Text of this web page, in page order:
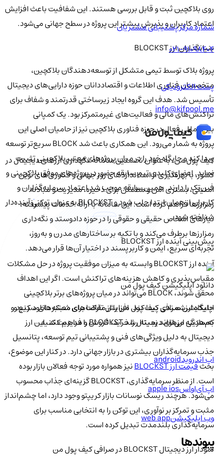
روی بلاکچین ثبت و قابل بررسی هستند. این شفافیت باعث افزایش
اعتماد کاربران و پذیرش بیشتر این پروژه در سطح جهانی می‌شود.
بنیانگذاران ارز BLOCKST
پروژه بلاک‌ توسط تیمی متشکل از توسعه‌دهندگان بلاکچین،
متخصصان فناوری اطلاعات و اقتصاددانان حوزه دارایی‌های دیجیتال
تأسیس شد. هدف این گروه ایجاد زیرساختی قدرتمند و شفاف برای
تراکنش‌های مالی و فعالیت‌های غیرمتمرکز بود. یک کمپانی
بین‌المللی فعال در حوزه فناوری بلاکچین نیز از حامیان اصلی این
پروژه به شمار می‌رود. این همکاری باعث شد BLOCK سریع‌تر توسعه
پیدا کند و جایگاه خود را در میان پروژه‌های معتبر بلاکچینی تثبیت
نماید. اعضای کلیدی تیم سابقه حضور در پروژه‌های موفق بلاکچینی و
فین‌تک را دارند. همین سابقه موجب شد اعتماد سرمایه‌گذاران و
کاربران از همان ابتدا جلب شود و BLOCKST به‌عنوان توکنی آینده‌دار
شناخته شود.
پیش‌بینی آینده ارز BLOCKST
آینده ارز BLOCKST وابسته به میزان موفقیت پروژه در حل مشکلات
مقیاس‌پذیری و کاهش هزینه‌های تراکنش است. اگر این اهداف
محقق شوند، BLOCK می‌تواند در میان پروژه‌های برتر بلاکچینی
جایگاه ارزشمندی پیدا کند. افزایش تقاضا برای شبکه‌های سریع و
کم‌هزینه می‌تواند زمینه رشد BLOCKST را فراهم کند. این ارز
دیجیتال به دلیل ویژگی‌های فنی و پشتیبانی تیم توسعه، پتانسیل
جذب سرمایه‌گذاران بیشتری در بازار جهانی دارد. در کنار این موضوع،
بحثقیمت ارز BLOCKST
نیز همواره مورد توجه فعالان بازار بوده
است. از منظر سرمایه‌گذاری، BLOCKST گزینه‌ای جذاب محسوب
می‌شود. هرچند ریسک نوسانات بازار کریپتو وجود دارد، اما چشم‌انداز
مثبت و تمرکز بر نوآوری، این توکن را به انتخابی مناسب برای
سرمایه‌گذاری بلندمدت تبدیل کرده است.
نمودار ارز دیجیتال BLOCKST در صرافی کیف پول من
شماره مرکز پشتیبانی مشتریان
021-91098404
پست الکترونیکی
info@kifpool.me
کیف‌ پول من، به‌عنوان نخستین سامانه نگهداری ارزهای دیجیتال در
کشور، با بهره‌گیری از استانداردهای روز جهانی و فناوری‌های نوین
امنیتی، بستری امن و مطمئن برای ذخیره، مدیریت و مبادله
رمزارزها فراهم کرده است. این سامانه با ارائه خدمات پیشرفته،
نیازهای اشخاص حقیقی و حقوقی را در حوزه دادوستد و نگه‌داری
رمزارزها برطرف می‌کند و با تکیه بر ساختارهای مدرن و به‌روز،
تجربه‌ای سریع، ایمن و کاربرپسند در اختیار آن‌ها قرار می‌دهد.
دانلود اپلیکیشن کیف‌ پول من
اپلیکیشن صرافی کیف پول من را از مارکت‌های معتبر دانلود کنید و
به‌سادگی ارزهای دیجیتال را خرید، فروش و مدیریت کنید.
اپ اندرویدandroid
اپ آی‌او‌اسapple ios
وب اپلیکیشنweb app
پیوندها